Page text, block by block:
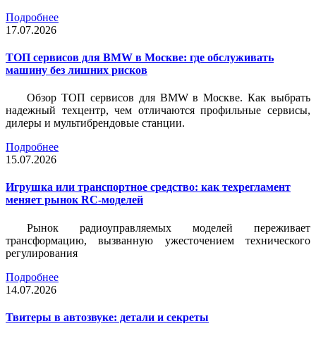
Подробнее
17.07.2026
ТОП сервисов для BMW в Москве: где обслуживать
машину без лишних рисков
Обзор ТОП сервисов для BMW в Москве. Как выбрать
надежный техцентр, чем отличаются профильные сервисы,
дилеры и мультибрендовые станции.
Подробнее
15.07.2026
Игрушка или транспортное средство: как техрегламент
меняет рынок RC-моделей
Рынок радиоуправляемых моделей переживает
трансформацию, вызванную ужесточением технического
регулирования
Подробнее
14.07.2026
Твитеры в автозвуке: детали и секреты